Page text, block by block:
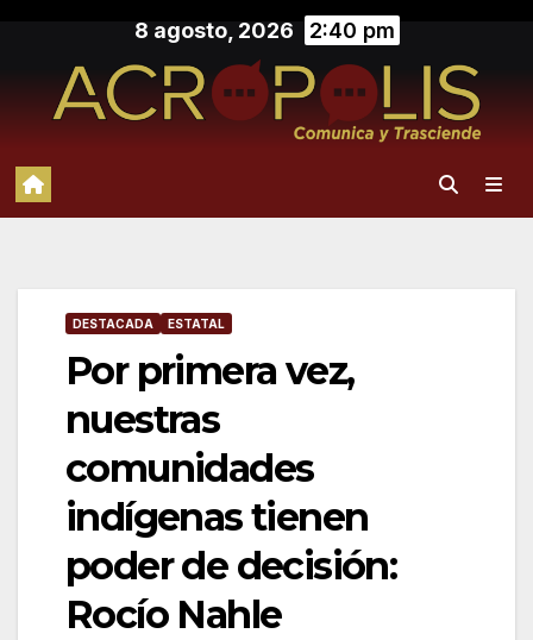
contenido
8 agosto, 2026 2:40 pm
DESTACADA ESTATAL
Por primera vez,
nuestras
comunidades
indígenas tienen
poder de decisión:
Rocío Nahle